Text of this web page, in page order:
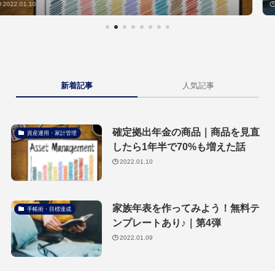
2022.01.09
新着記事 人気記事
資産運用・家計管理
確定拠出年金の商品｜商品を見直
したら1年半で70%も増えた話
2022.01.10
手帳術・目標達成
家族年表を作ってみよう！無料テ
ンプレートあり♪｜第4弾
2022.01.09